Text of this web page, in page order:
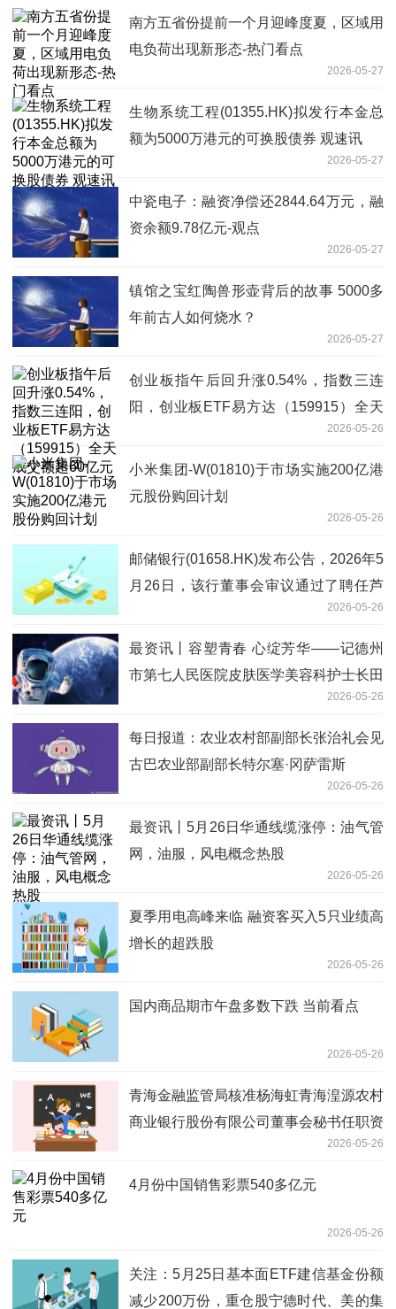
南方五省份提前一个月迎峰度夏，区域用
电负荷出现新形态-热门看点
2026-05-27
生物系统工程(01355.HK)拟发行本金总
额为5000万港元的可换股债券 观速讯
2026-05-27
中瓷电子：融资净偿还2844.64万元，融
资余额9.78亿元-观点
2026-05-27
镇馆之宝红陶兽形壶背后的故事 5000多
年前古人如何烧水？
2026-05-27
创业板指午后回升涨0.54%，指数三连
阳，创业板ETF易方达（159915）全天
2026-05-26
小米集团-W(01810)于市场实施200亿港
元股份购回计划
2026-05-26
邮储银行(01658.HK)发布公告，2026年5
月26日，该行董事会审议通过了聘任芦
2026-05-26
最资讯丨容塑青春 心绽芳华——记德州
市第七人民医院皮肤医学美容科护士长田
2026-05-26
每日报道：农业农村部副部长张治礼会见
古巴农业部副部长特尔塞·冈萨雷斯
2026-05-26
最资讯丨5月26日华通线缆涨停：油气管
网，油服，风电概念热股
2026-05-26
夏季用电高峰来临 融资客买入5只业绩高
增长的超跌股
2026-05-26
国内商品期市午盘多数下跌 当前看点
2026-05-26
青海金融监管局核准杨海虹青海湟源农村
商业银行股份有限公司董事会秘书任职资
2026-05-26
4月份中国销售彩票540多亿元
2026-05-26
关注：5月25日基本面ETF建信基金份额
减少200万份，重仓股宁德时代、美的集